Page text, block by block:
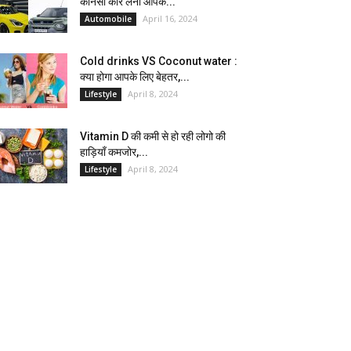
Automobile April 16, 2024
Cold drinks VS Coconut water :
क्या होगा आपके लिए बेहतर,...
Lifestyle April 8, 2024
Vitamin D की कमी से हो रही लोगो की
हाड़ियाँ कमजोर,...
Lifestyle April 8, 2024